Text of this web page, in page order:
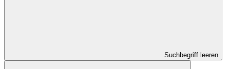
Suchbegriff leeren